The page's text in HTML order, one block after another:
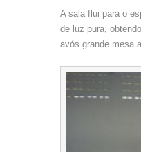
A sala flui para o
de luz pura,
avós grande mesa